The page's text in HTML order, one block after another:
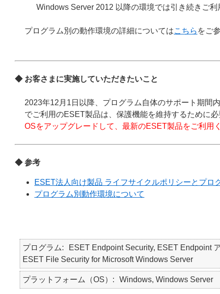
Windows Server 2012 以降の環境では引き続きご
プログラム別の動作環境の詳細についてはこちら をご
◆ お客さまに実施していただきたいこと
2023年12月1日以降、プログラム自体のサポート期間
でご利用のESET製品は、保護機能を維持するために
OSをアップグレードして、最新のESET製品をご利用
◆ 参考
ESET法人向け製品 ライフサイクルポリシーとプロ
プログラム別動作環境について
プログラム
ESET Endpoint Security, ESET Endpoint
ESET File Security for Microsoft Windows Server
プラットフォーム（OS） Windows, Windows Server